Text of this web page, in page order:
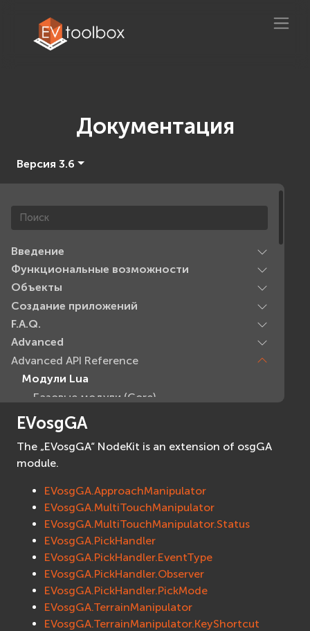
Документация
Версия 3.6
Введение
Функциональные возможности
Объекты
Создание приложений
F.A.Q.
Advanced
Advanced API Reference
Модули Lua
Базовые модули (Core)
EVcommon
evar2
evlua
evxml
Граф Сцены (Scene Graph)
EVosg
EVosgAV
EVosgAnimation
EVosgGA
EVosgHMD
EVosgShadow
EVosgText
EVosgGA
The „EVosgGA“ NodeKit is an extension of osgGA
module.
EVosgGA.ApproachManipulator
EVosgGA.MultiTouchManipulator
EVosgGA.MultiTouchManipulator.Status
EVosgGA.PickHandler
EVosgGA.PickHandler.EventType
EVosgGA.PickHandler.Observer
EVosgGA.PickHandler.PickMode
EVosgGA.TerrainManipulator
EVosgGA.TerrainManipulator.KeyShortcut